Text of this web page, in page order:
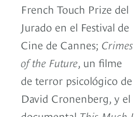
French Touch Prize del
Jurado en el Festival de
Cine de Cannes; Crimes
of the Future , un filme
de terror psicológico de
David Cronenberg, y el